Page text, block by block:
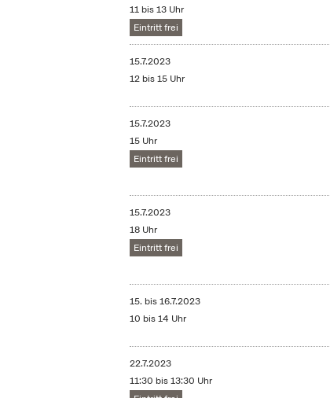
11 bis 13 Uhr
Eintritt frei
15.7.2023
12 bis 15 Uhr
15.7.2023
15 Uhr
Eintritt frei
15.7.2023
18 Uhr
Eintritt frei
15. bis16.7.2023
10 bis 14 Uhr
22.7.2023
11:30 bis 13:30 Uhr